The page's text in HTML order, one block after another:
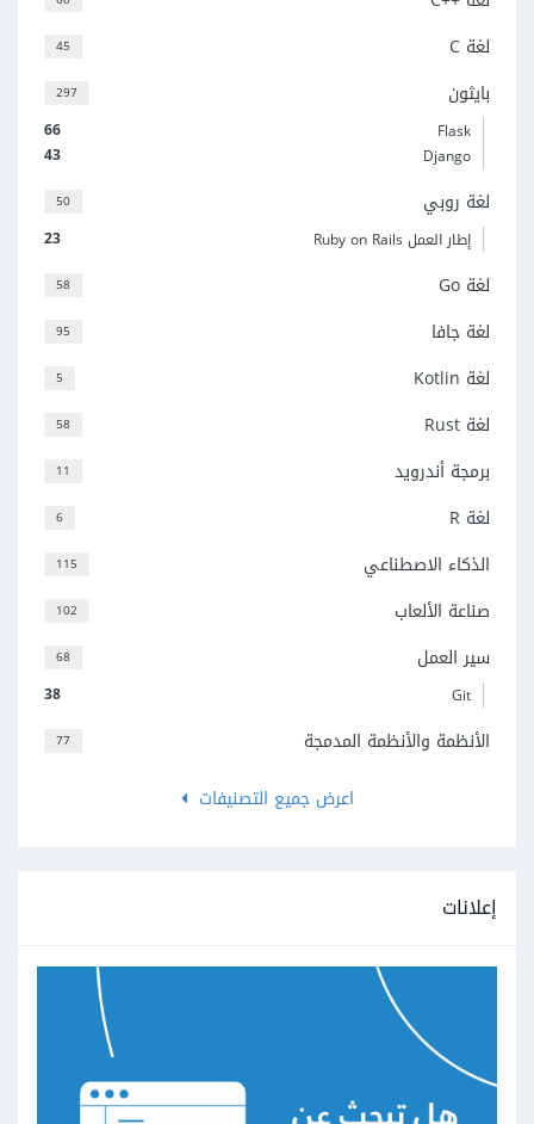
45 لغة C
297 بايثون
66
Flask
43
Django
50 لغة روبي
23 إطار العمل Ruby on Rails
58 لغة Go
95 لغة جافا
5 لغة Kotlin
58 لغة Rust
11 برمجة أندرويد
6 لغة R
115 الذكاء الاصطناعي
102 صناعة الألعاب
68 سير العمل
38 Git
77
الأنظمة والأنظمة المدمجة
اعرض جميع التصنيفات
إعلانات